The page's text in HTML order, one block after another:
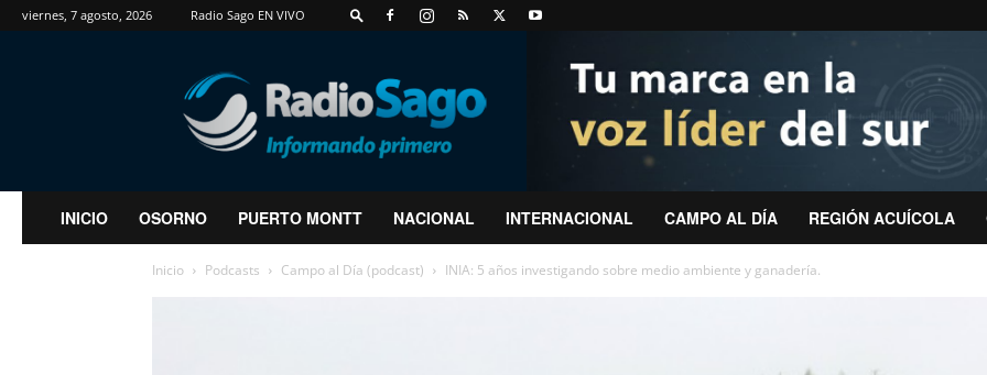
viernes, 7 agosto, 2026 Radio Sago EN VIVO
RadioSago
INICIO OSORNO PUERTO MONTT NACIONAL INTERNACIONAL CAMPO AL DÍA REGIÓN ACUÍCOLA
Inicio Podcasts Campo al Día (podcast) INIA: 5 años investigando sobre medio ambiente y ganadería.